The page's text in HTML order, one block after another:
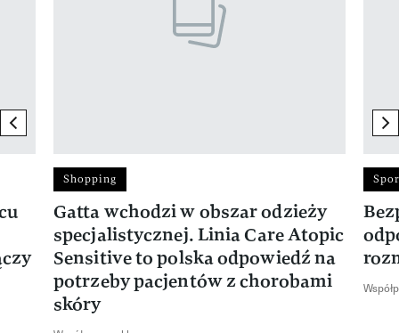
previous element
Shopping
Gatta wchodzi w obszar odzieży
specjalistycznej. Linia Care Atopic
Sensitive to polska odpowiedź na
potrzeby pacjentów z chorobami
skóry